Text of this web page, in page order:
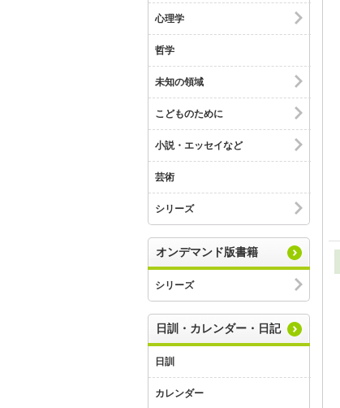
心理学
哲学
未知の領域
こどものために
小説・エッセイなど
芸術
シリーズ
オンデマンド版書籍
シリーズ
日訓・カレンダー・日記
日訓
カレンダー